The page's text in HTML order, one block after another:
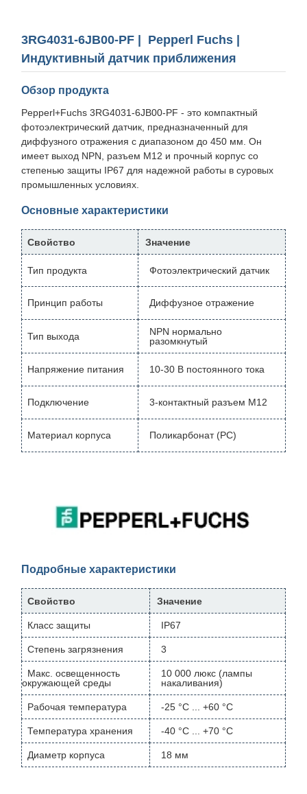
3RG4031-6JB00-PF | Pepperl Fuchs |
Индуктивный датчик приближения
Обзор продукта
Pepperl+Fuchs 3RG4031-6JB00-PF - это компактный
фотоэлектрический датчик, предназначенный для
диффузного отражения с диапазоном до 450 мм. Он
имеет выход NPN, разъем M12 и прочный корпус со
степенью защиты IP67 для надежной работы в суровых
промышленных условиях.
Основные характеристики
Свойство Значение
Тип продукта Фотоэлектрический датчик
Принцип работы Диффузное отражение
Тип выхода
NPN нормально
разомкнутый
Напряжение питания 10-30 В постоянного тока
Подключение 3-контактный разъем M12
Материал корпуса Поликарбонат (PC)
Подробные характеристики
Свойство Значение
Класс защиты IP67
Степень загрязнения 3
Макс. освещенность
окружающей среды
10 000 люкс (лампы
накаливания)
Рабочая температура -25 °C ... +60 °C
Температура хранения -40 °C ... +70 °C
Диаметр корпуса 18 мм